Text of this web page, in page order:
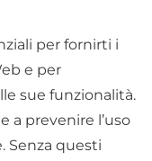
per fornirti i
e per
sue funzionalità.
a prevenire l’uso
Senza questi